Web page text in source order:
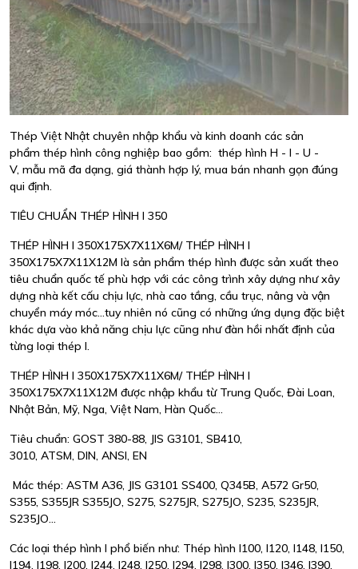
Thép Việt Nhật chuyên nhập khẩu và kinh doanh các sản
phẩm thép hình công nghiệp bao gồm: thép hình H - I - U -
V, mẫu mã đa dạng, giá thành hợp lý, mua bán nhanh gọn đúng
qui định.
TIÊU CHUẨN THÉP HÌNH I 350
THÉP HÌNH I 350X175X7X11X6M/ THÉP HÌNH I
350X175X7X11X12M là sản phẩm thép hình được sản xuất theo
tiêu chuẩn quốc tế phù hợp với các công trình xây dựng như xây
dựng nhà kết cấu chịu lực, nhà cao tầng, cầu trục, nâng và vận
chuyển máy móc...tuy nhiên nó cũng có những ứng dụng đặc biệt
khác dựa vào khả năng chịu lực cũng như đàn hồi nhất định của
từng loại thép I.
THÉP HÌNH I 350X175X7X11X6M/ THÉP HÌNH I
350X175X7X11X12M được nhập khẩu từ Trung Quốc, Đài Loan,
Nhật Bản, Mỹ, Nga, Việt Nam, Hàn Quốc...
Tiêu chuẩn: GOST 380-88, JIS G3101, SB410,
3010, ATSM, DIN, ANSI, EN
Mác thép: ASTM A36, JIS G3101 SS400, Q345B, A572 Gr50,
S355, S355JR S355JO, S275, S275JR, S275JO, S235, S235JR,
S235JO...
Các loại thép hình I phổ biến như: Thép hình I100, I120, I148, I150,
I194, I198, I200, I244, I248, I250, I294, I298, I300, I350, I346, I390,